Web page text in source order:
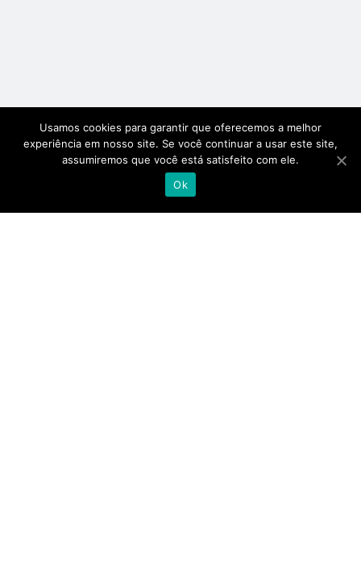
Usamos cookies para garantir que oferecemos a melhor
experiência em nosso site. Se você continuar a usar este site,
assumiremos que você está satisfeito com ele.
Ok